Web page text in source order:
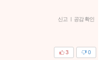
신고 | 공감 확인
0
3